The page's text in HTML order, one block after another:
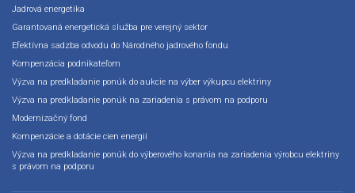
Jadrová energetika
Garantovaná energetická služba pre verejný sektor
Efektívna sadzba odvodu do Národného jadrového fondu
Kompenzácia podnikateľom
Výzva na predkladanie ponúk do aukcie na výber výkupcu elektriny
Výzva na predkladanie ponúk na zariadenia s právom na podporu
Modernizačný fond
Kompenzácie a dotácie cien energií
Výzva na predkladanie ponúk do výberového konania na zariadenia výrobcu elektriny
s právom na podporu